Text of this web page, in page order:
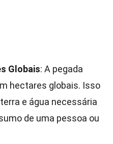
Globais: A pegada
hectares globais. Isso
e água necessária
de uma pessoa ou